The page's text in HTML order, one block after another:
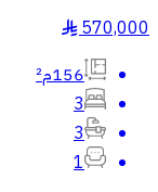
570,000
§
156م²
3
3
1